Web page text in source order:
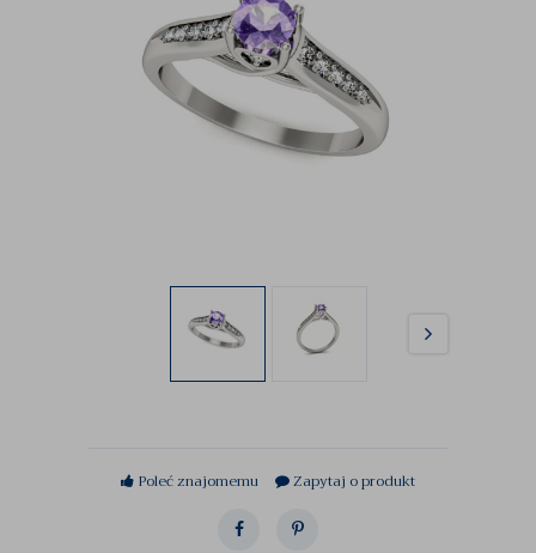
Poleć znajomemu Zapytaj o produkt